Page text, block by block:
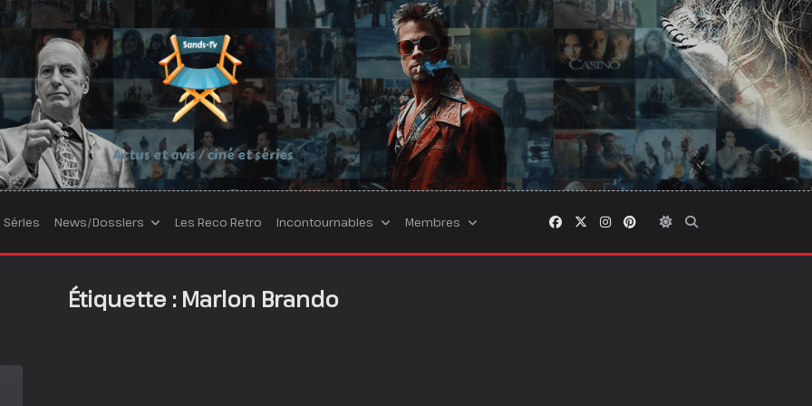
Actus et avis / ciné et séries
Séries News/Dossiers Les Reco Retro Incontournables Membres
Étiquette : Marlon Brando